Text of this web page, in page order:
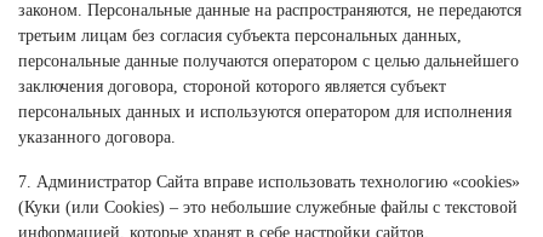
законом. Персональные данные на распространяются, не передаются
третьим лицам без согласия субъекта персональных данных,
персональные данные получаются оператором с целью дальнейшего
заключения договора, стороной которого является субъект
персональных данных и используются оператором для исполнения
указанного договора.
7. Администратор Сайта вправе использовать технологию «cookies»
(Куки (или Cookies) – это небольшие служебные файлы с текстовой
информацией, которые хранят в себе настройки сайтов,